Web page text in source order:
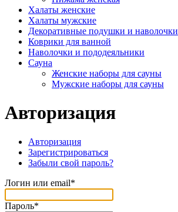
Халаты женские
Халаты мужские
Декоративные подушки и наволочки
Коврики для ванной
Наволочки и пододеяльники
Сауна
Женские наборы для сауны
Мужские наборы для сауны
Авторизация
Авторизация
Зарегистрироваться
Забыли свой пароль?
Логин или email*
Пароль*